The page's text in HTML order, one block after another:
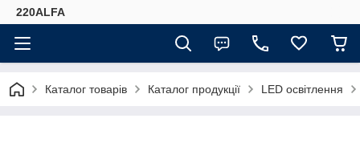
220ALFA
Каталог товарів Каталог продукції LED освітлення